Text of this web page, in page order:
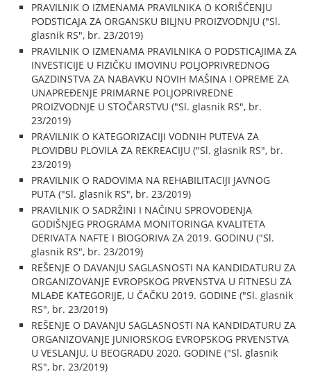
PRAVILNIK O IZMENAMA PRAVILNIKA O KORIŠĆENJU
PODSTICAJA ZA ORGANSKU BILJNU PROIZVODNJU ("Sl.
glasnik RS", br. 23/2019)
PRAVILNIK O IZMENAMA PRAVILNIKA O PODSTICAJIMA ZA
INVESTICIJE U FIZIČKU IMOVINU POLJOPRIVREDNOG
GAZDINSTVA ZA NABAVKU NOVIH MAŠINA I OPREME ZA
UNAPREĐENJE PRIMARNE POLJOPRIVREDNE
PROIZVODNJE U STOČARSTVU ("Sl. glasnik RS", br.
23/2019)
PRAVILNIK O KATEGORIZACIJI VODNIH PUTEVA ZA
PLOVIDBU PLOVILA ZA REKREACIJU ("Sl. glasnik RS", br.
23/2019)
PRAVILNIK O RADOVIMA NA REHABILITACIJI JAVNOG
PUTA ("Sl. glasnik RS", br. 23/2019)
PRAVILNIK O SADRŽINI I NAČINU SPROVOĐENJA
GODIŠNJEG PROGRAMA MONITORINGA KVALITETA
DERIVATA NAFTE I BIOGORIVA ZA 2019. GODINU ("Sl.
glasnik RS", br. 23/2019)
REŠENJE O DAVANJU SAGLASNOSTI NA KANDIDATURU ZA
ORGANIZOVANJE EVROPSKOG PRVENSTVA U FITNESU ZA
MLAĐE KATEGORIJE, U ČAČKU 2019. GODINE ("Sl. glasnik
RS", br. 23/2019)
REŠENJE O DAVANJU SAGLASNOSTI NA KANDIDATURU ZA
ORGANIZOVANJE JUNIORSKOG EVROPSKOG PRVENSTVA
U VESLANJU, U BEOGRADU 2020. GODINE ("Sl. glasnik
RS", br. 23/2019)